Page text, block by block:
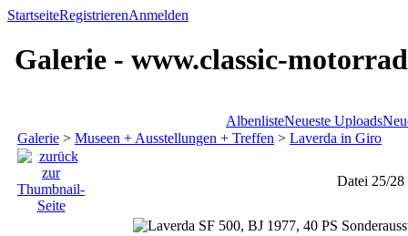
StartseiteRegistrierenAnmelden
Galerie - www.classic-
AlbenlisteNeueste Uploads
Galerie > Museen + Ausstellungen + Treffen > Laverda in Giro
Datei 25/28